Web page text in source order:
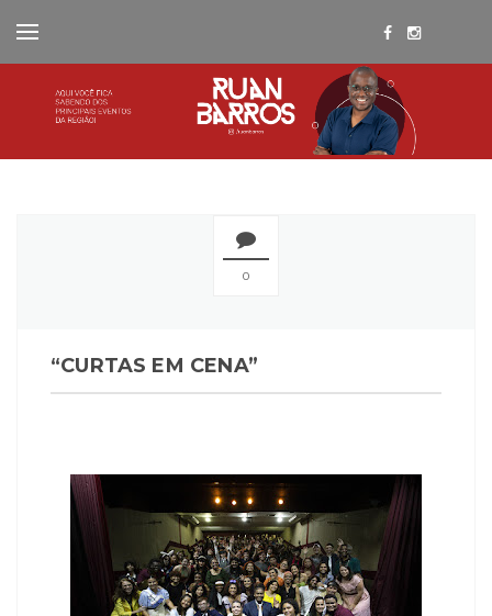
0
“CURTAS EM CENA”